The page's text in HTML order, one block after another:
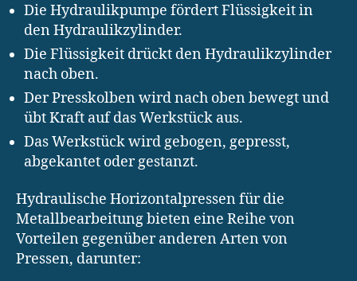
Die Hydraulikpumpe fördert Flüssigkeit in
den Hydraulikzylinder.
Die Flüssigkeit drückt den Hydraulikzylinder
nach oben.
Der Presskolben wird nach oben bewegt und
übt Kraft auf das Werkstück aus.
Das Werkstück wird gebogen, gepresst,
abgekantet oder gestanzt.
Hydraulische Horizontalpressen für die
Metallbearbeitung bieten eine Reihe von
Vorteilen gegenüber anderen Arten von
Pressen, darunter: